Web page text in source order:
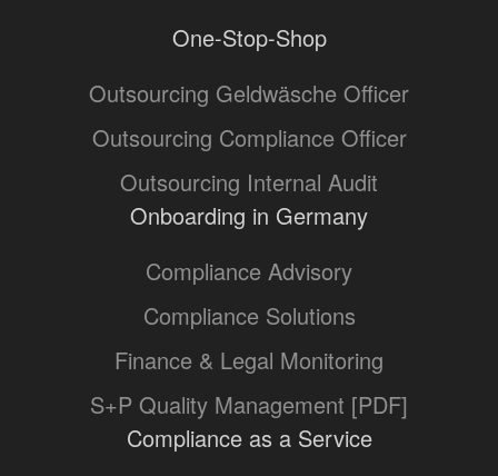
One-Stop-Shop
Outsourcing Geldwäsche Officer
Outsourcing Compliance Officer
Outsourcing Internal Audit
Onboarding in Germany
Compliance Advisory
Compliance Solutions
Finance & Legal Monitoring
S+P Quality Management [PDF]
Compliance as a Service